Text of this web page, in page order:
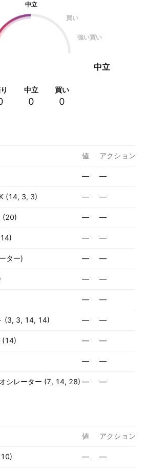
中立
買い
強い買い
中立
中立
0
買い
0
値 アクション
— —
(14, 3, 3) — —
(20) — —
— —
ター) — —
— —
— —
(3, 3, 14, 14) — —
(14) — —
— —
シレーター (7, 14, 28) — —
値 アクション
— —